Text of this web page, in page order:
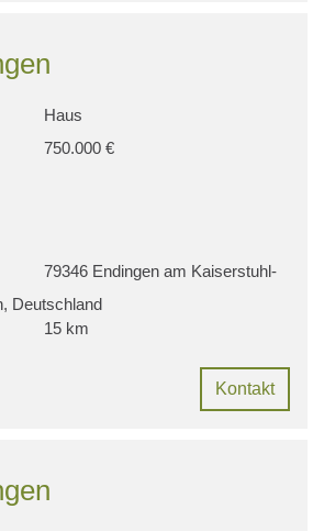
Haus
750.000 €
79346 Endingen am Kaiserstuhl-
Deutschland
15 km
Kontakt